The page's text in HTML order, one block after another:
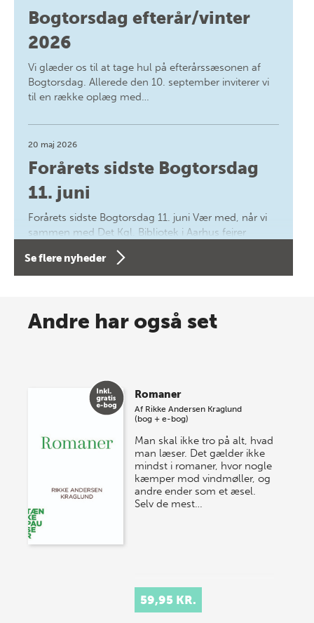
Bogtorsdag efterår/vinter
2026
Vi glæder os til at tage hul på efterårssæsonen af
Bogtorsdag. Allerede den 10. september inviterer vi
til en række oplæg med…
20 maj 2026
Forårets sidste Bogtorsdag
11. juni
Forårets sidste Bogtorsdag 11. juni Vær med, når vi
sammen med Det Kgl. Bibliotek i Aarhus fejrer
forfatterne bag vores nyes…
Spar op til 70% til sommer-
store sommer-lagersalg, så sæt kryds i kalenderen
onsdag den 10. j…
Se flere nyheder
Andre har også set
Romaner
Af Rikke Andersen Kraglund
(bog + e-bog)
Man skal ikke tro på alt, hvad
man læser. Det gælder ikke
mindst i romaner, hvor nogle
kæmper mod vindmøller, og
andre ender som et æsel.
Selv de mest…
59,95 KR.